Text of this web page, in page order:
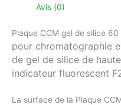
Avis (0)
Plaque CCM gel de silice 60
pour chromatographie
de gel de silice de
indicateur fluorescent
La surface de la Plaque